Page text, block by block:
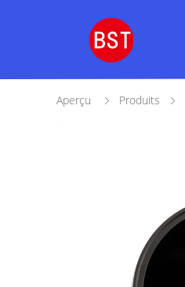
Aperçu Produits